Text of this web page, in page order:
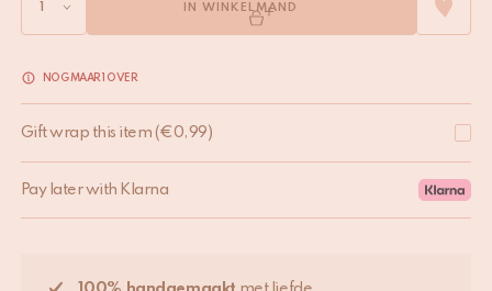
IN WINKELMAND
NOG MAAR 1 OVER
Gift wrap this item (€0,99)
Pay later with Klarna